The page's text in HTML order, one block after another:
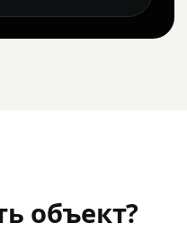
объект?